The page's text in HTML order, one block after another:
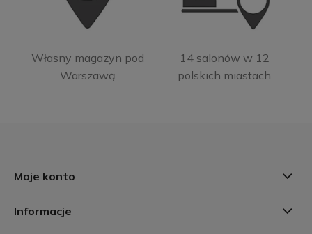
Własny magazyn pod
Warszawą
14 salonów w 12
polskich miastach
Moje konto
Informacje